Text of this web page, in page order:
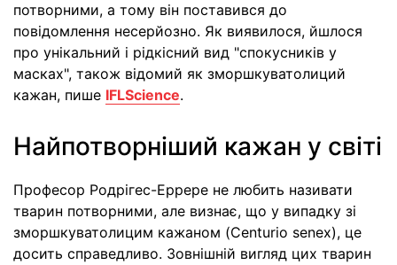
потворними, а тому він поставився до
повідомлення несерйозно. Як виявилося, йшлося
про унікальний і рідкісний вид "спокусників у
масках", також відомий як зморшкуватолиций
кажан, пише IFLScience.
Найпотворніший кажан у світі
Професор Родрігес-Еррере не любить називати
тварин потворними, але визнає, що у випадку зі
зморшкуватолицим кажаном (Centurio senex), це
досить справедливо. Зовнішній вигляд цих тварин